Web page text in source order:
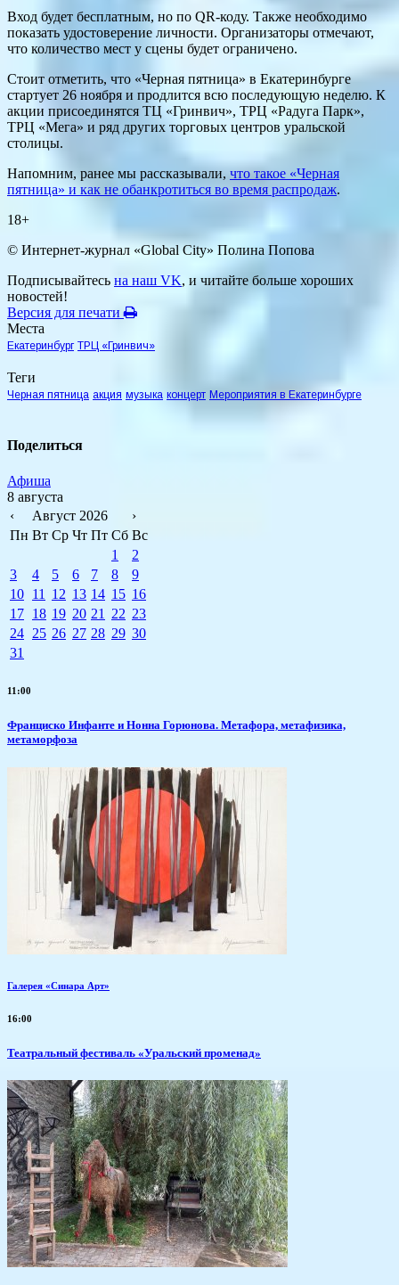
Вход будет бесплатным, но по QR-коду. Также необходимо
показать удостоверение личности. Организаторы отмечают,
что количество мест у сцены будет ограничено.
Стоит отметить, что «Черная пятница» в Екатеринбурге
стартует 26 ноября и продлится всю последующую неделю. К
акции присоединятся ТЦ «Гринвич», ТРЦ «Радуга Парк»,
ТРЦ «Мега» и ряд других торговых центров уральской
столицы.
Напомним, ранее мы рассказывали, что такое «Черная
пятница» и как не обанкротиться во время распродаж.
18+
© Интернет-журнал «Global City» Полина Попова
Подписывайтесь на наш VK, и читайте больше хороших
новостей!
Версия для печати
Места
Екатеринбург ТРЦ «Гринвич»
Теги
Черная пятница акция музыка концерт Мероприятия в Екатеринбурге
Поделиться
Афиша
8 августа
‹
Август 2026
›
Пн Вт Ср Чт Пт Сб Вс
1
2
3
4 5 6 7 8
9
10 11 12 13 14 15 16
17 18 19 20 21 22 23
24 25 26 27 28 29 30
31
11:00
Франциско Инфанте и Нонна Горюнова. Метафора, метафизика,
метаморфоза
Галерея «Синара Арт»
16:00
Театральный фестиваль «Уральский променад»